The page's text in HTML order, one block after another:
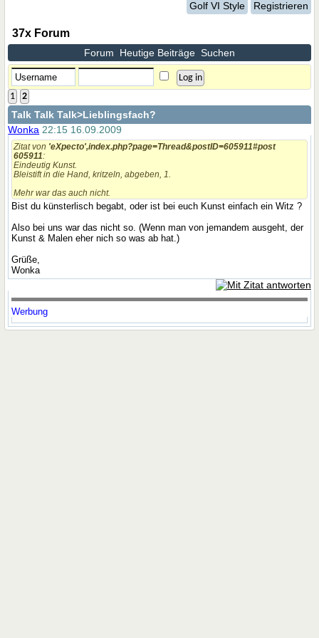
Golf VI Style Registrieren
37x Forum
Forum Heutige Beiträge Suchen
1 2
Talk Talk Talk>Lieblingsfach?
Wonka 22:15 16.09.2009
Zitat von 'eXpecto',index.php?page=Thread&postID=605911#post
605911:
Eindeutig Kunst.
Bleistift in die Hand, kritzeln, abgeben, 1.
Mehr war das auch nicht.
Bist du künsterlisch begabt, oder ist bei euch Kunst einfach ein Witz ?
Also bei uns war das nicht so. (Wenn man von jemandem ausgeht, der
Kunst & Malen eher nich so was ab hat.)
Grüße,
Wonka
Werbung